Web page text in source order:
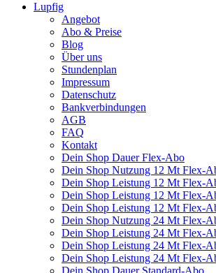
Lupfig
Angebot
Abo & Preise
Blog
Über uns
Stundenplan
Impressum
Datenschutz
Bankverbindungen
AGB
FAQ
Kontakt
Dein Shop Dauer Flex-Abo
Dein Shop Nutzung 12 Mt Flex-
Dein Shop Leistung 12 Mt Flex-
Dein Shop Leistung 12 Mt Flex-
Dein Shop Leistung 12 Mt Flex-
Dein Shop Nutzung 24 Mt Flex-
Dein Shop Leistung 24 Mt Flex-
Dein Shop Leistung 24 Mt Flex-
Dein Shop Leistung 24 Mt Flex-
Dein Shop Dauer Standard-Abo